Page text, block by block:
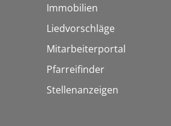
Immobilien
Liedvorschläge
Mitarbeiterportal
Pfarreifinder
Stellenanzeigen